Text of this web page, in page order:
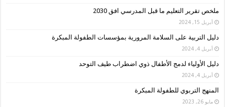
ملخص تقرير التعليم ما قبل المدرسي افق 2030
أبريل 15, 2024
دليل التربية على السلامة المرورية بمؤسسات الطفولة المبكرة
أبريل 4, 2024
دليل الأولياء لدمج الأطفال ذوي اضطراب طيف التوحد
أبريل 4, 2024
المنهج التربوي للطفولة المبكرة
مايو 26, 2023